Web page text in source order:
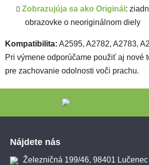
Zobrazujúja sa ako Originál :
obrazovke o neoriginálnom diely
Kompatibilita: A2595, A2782, A2783,
Pri výmene odporúčame použiť aj nové
pre zachovanie odolnosti voči prachu.
Nájdete nás
Železničná 199/46, 98401 Lučenec